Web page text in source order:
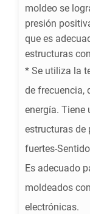
moldeo se
presión
que es
estructuras
* Se utiliza la
de frecuencia,
energía. Tiene
estructuras de
fuertes-
Es adecuado
moldeados
electrónicas.